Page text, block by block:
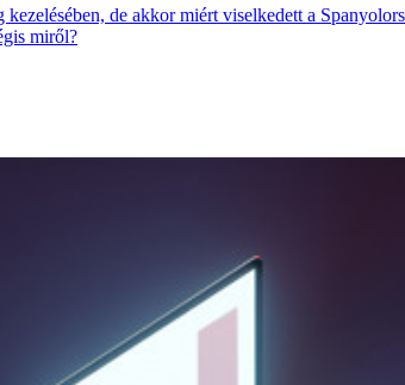
de akkor miért viselkedett a
miről?